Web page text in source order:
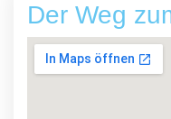
Der Weg